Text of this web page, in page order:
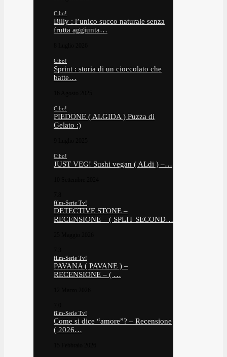
Cibo!
Billy : l’unico succo naturale senza
frutta aggiunta…
Cibo!
Sprint : storia di un cioccolato che
batte…
Cibo!
PIEDONE ( ALGIDA ) Puzza di
Gelato :)
Cibo!
JUST VEG! Sushi vegan ( ALdi ) –…
film-Serie Tv!
DETECTIVE STONE –
RECENSIONE – ( SPLIT SECOND…
film-Serie Tv!
PAVANA ( PAVANE ) –
RECENSIONE – ( …
film-Serie Tv!
Come si dice “amore”? – Recensione
( 2026…